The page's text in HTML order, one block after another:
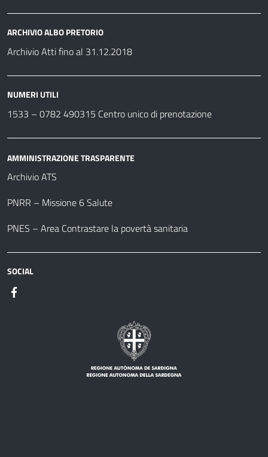
ARCHIVIO ALBO PRETORIO
Archivio Atti fino al 31.12.2018
NUMERI UTILI
1533 – 0782 490315 Centro unico di prenotazione
AMMINISTRAZIONE TRASPARENTE
Archivio ATS
PNRR – Missione 6 Salute
PNES – Area Contrastare la povertà sanitaria
SOCIAL